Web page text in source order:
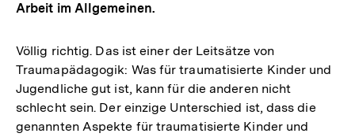
Arbeit im Allgemeinen.
Völlig richtig. Das ist einer der Leitsätze von
Traumapädagogik: Was für traumatisierte Kinder und
Jugendliche gut ist, kann für die anderen nicht
schlecht sein. Der einzige Unterschied ist, dass die
genannten Aspekte für traumatisierte Kinder und